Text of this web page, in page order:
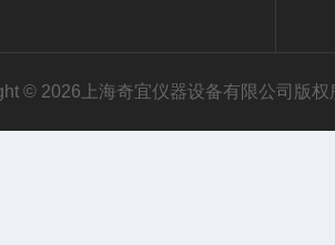
© 2026上海奇宜仪器设备有限公司版